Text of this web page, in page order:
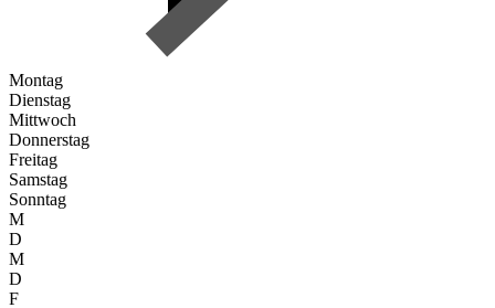
Montag
Dienstag
Mittwoch
Donnerstag
Freitag
Samstag
Sonntag
M
D
M
D
F